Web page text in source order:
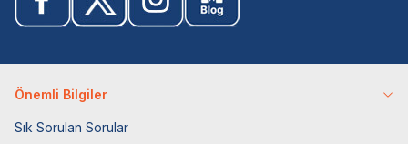
Önemli Bilgiler
Sık Sorulan Sorular